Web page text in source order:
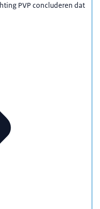
PVP concluderen dat